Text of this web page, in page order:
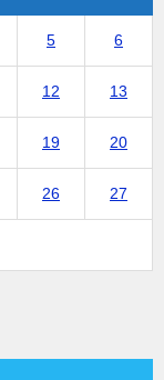
5 6
12 13
19 20
26 27